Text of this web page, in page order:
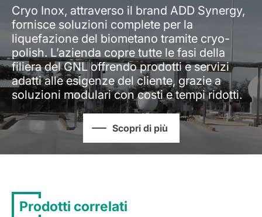
Cryo Inox, attraverso il brand ADD Synergy,
fornisce soluzioni complete per la
liquefazione del biometano tramite cryo-
polish. L’azienda copre tutte le fasi della
filiera del GNL offrendo prodotti e servizi
adatti alle esigenze del cliente, grazie a
soluzioni modulari con costi e tempi ridotti.
Scopri di più
Prodotti correlati